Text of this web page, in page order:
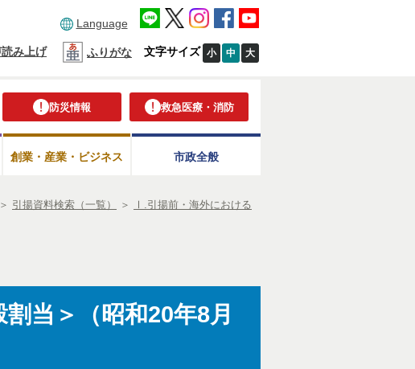
Language
み上げ ふりがな 文字サイズ 小 中 大
防災情報 救急医療・消防
創業・産業・ビジネス 市政全般
＞ 引揚資料検索（一覧） ＞
Ⅰ.引揚前・海外における
当＞（昭和20年8月